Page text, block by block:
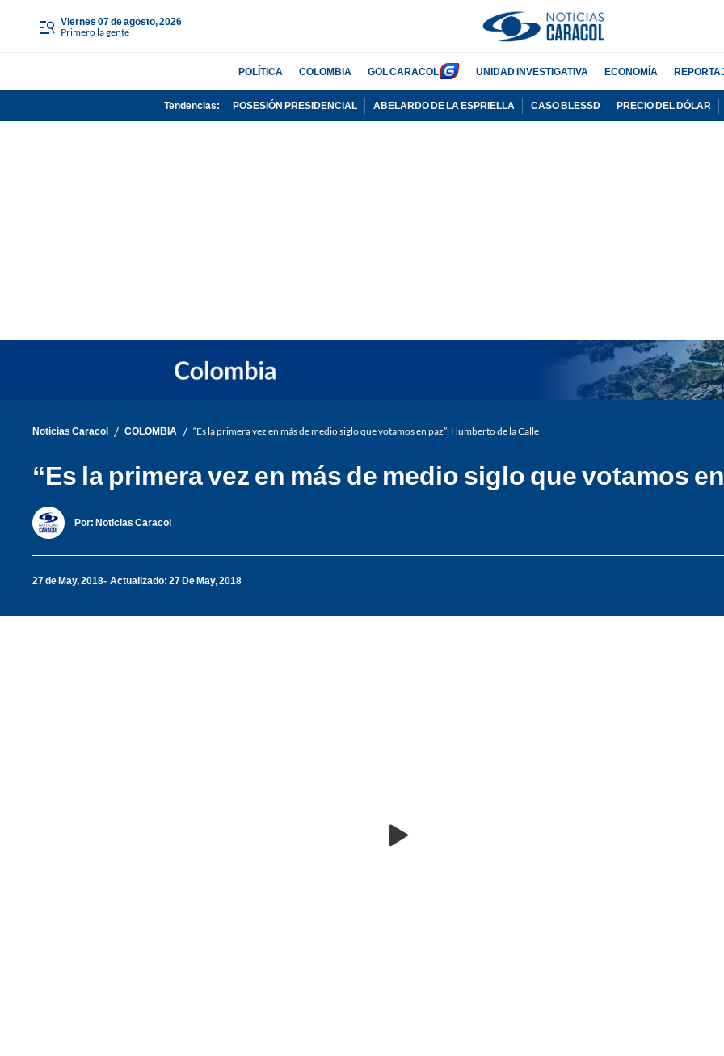
viernes 07 de agosto, 2026
Primero la gente
POLÍTICA COLOMBIA GOL CARACOL UNIDAD INVESTIGATIVA ECONOMÍA
Tendencias: POSESIÓN PRESIDENCIAL ABELARDO DE LA ESPRIELLA CASO BLESSD PRECIO DEL DÓLAR
Noticias Caracol / COLOMBIA / “Es la primera vez en más de medio siglo que votamos en paz”: Humberto de la Calle
“Es la primera vez en más de medio siglo que votamos
Por: Noticias Caracol
27 de May, 2018 Actualizado: 27 De May, 2018